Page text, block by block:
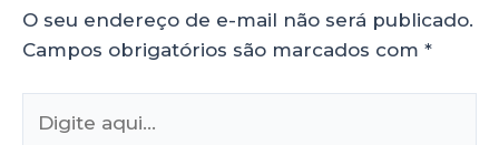
O seu endereço de e-mail não será publicado.
Campos obrigatórios são marcados com *